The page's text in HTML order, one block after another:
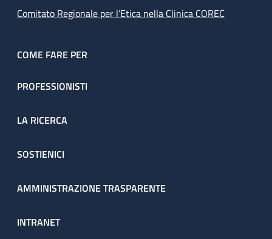
Comitato Regionale per l’Etica nella Clinica COREC
COME FARE PER
PROFESSIONISTI
LA RICERCA
SOSTIENICI
AMMINISTRAZIONE TRASPARENTE
INTRANET